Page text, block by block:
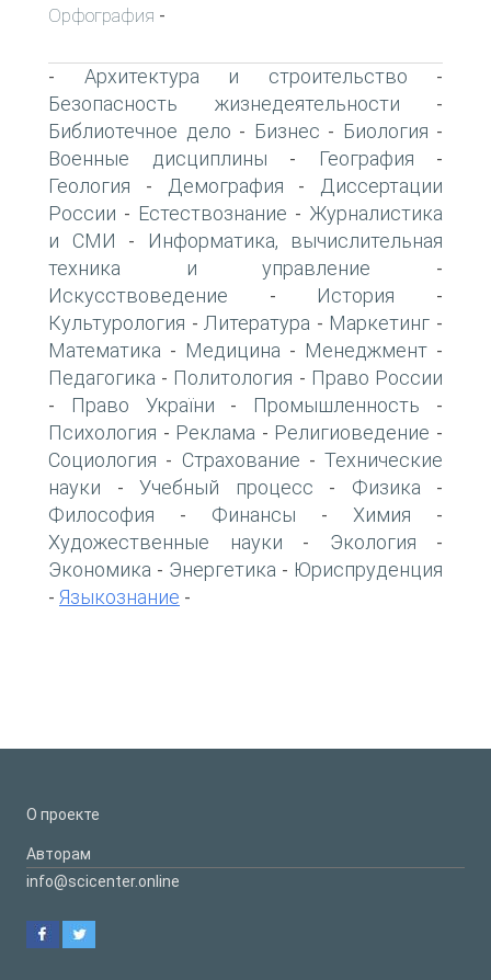
Орфография -
- Архитектура и строительство -
Безопасность жизнедеятельности -
Библиотечное дело - Бизнес - Биология -
Военные дисциплины - География -
Геология - Демография -
Диссертации
России - Естествознание - Журналистика
и СМИ -
Информатика, вычислительная
техника и управление -
Искусствоведение - История -
Культурология - Литература - Маркетинг -
Математика - Медицина - Менеджмент -
Педагогика - Политология - Право России
- Право України - Промышленность -
Психология - Реклама - Религиоведение -
Социология - Страхование - Технические
науки - Учебный процесс - Физика -
Философия - Финансы - Химия -
Художественные науки - Экология -
Экономика - Энергетика - Юриспруденция
- Языкознание -
О проекте
Авторам
info@scicenter.online